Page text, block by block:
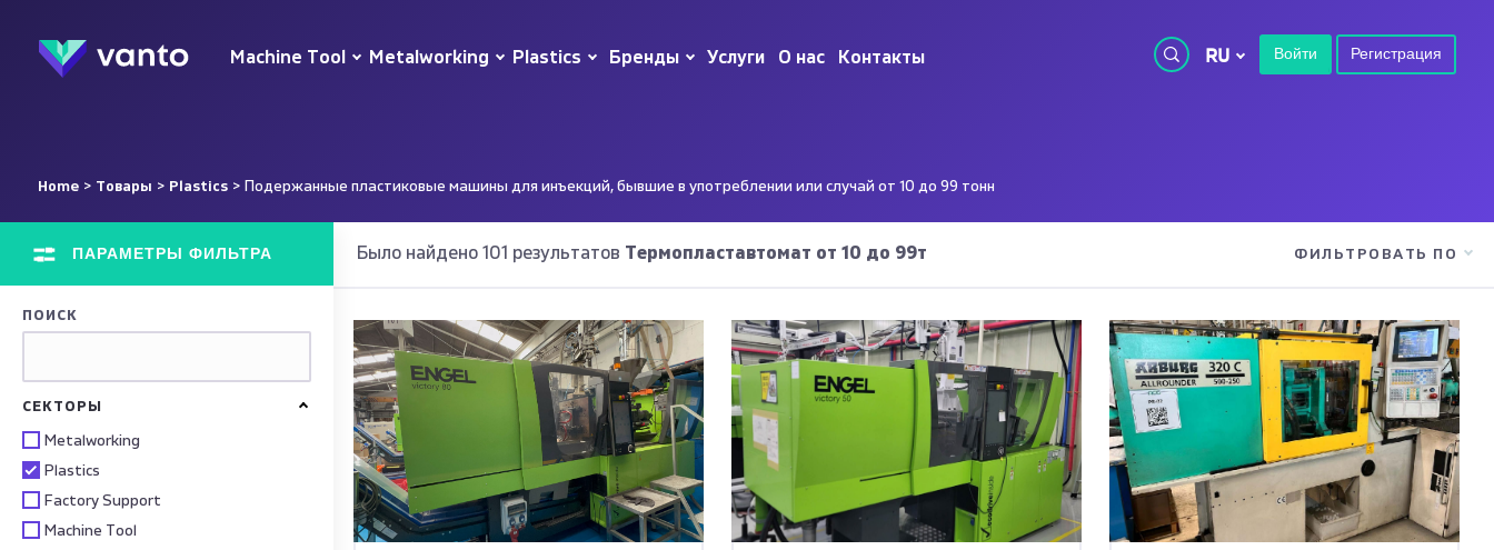
Machine Tool Metalworking Plastics Бренды Услуги О нас Контакты RU Войти Регистрация
Home > Товары > Plastics > Подержанные пластиковые машины для инъекций, бывшие в употреблении или случай от 10 до 99 тонн
ПАРАМЕТРЫ ФИЛЬТРА
ПОИСК
СЕКТОРЫ
Metalworking
Plastics
Factory Support
Machine Tool
Было найдено 101 результатов Термопластавтомат от 10 до 99т ФИЛЬТРОВАТЬ ПО